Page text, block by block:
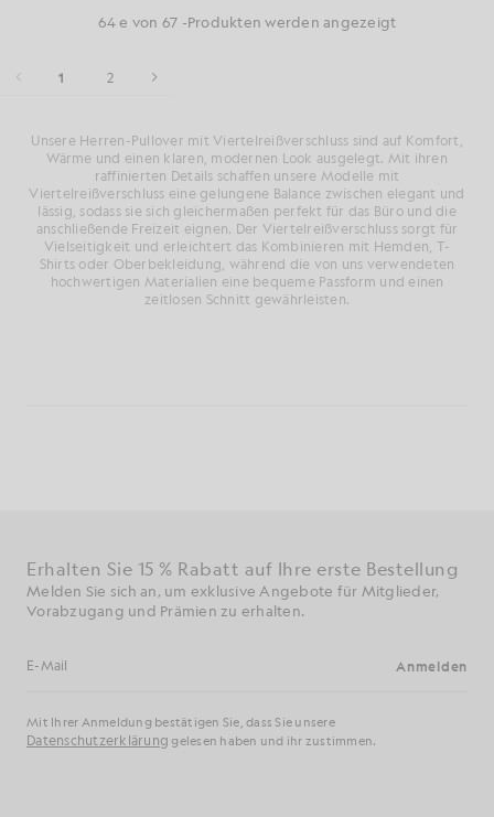
64 e von 67 -Produkten werden angezeigt
1 2
Unsere Herren-Pullover mit Viertelreißverschluss sind auf Komfort,
Wärme und einen klaren, modernen Look ausgelegt. Mit ihren
raffinierten Details schaffen unsere Modelle mit
Viertelreißverschluss eine gelungene Balance zwischen elegant und
lässig, sodass sie sich gleichermaßen perfekt für das Büro und die
anschließende Freizeit eignen. Der Viertelreißverschluss sorgt für
Vielseitigkeit und erleichtert das Kombinieren mit Hemden, T-
Shirts oder Oberbekleidung, während die von uns verwendeten
hochwertigen Materialien eine bequeme Passform und einen
zeitlosen Schnitt gewährleisten.
Erhalten Sie 15 % Rabatt auf Ihre erste Bestellung
Melden Sie sich an, um exklusive Angebote für Mitglieder,
Vorabzugang und Prämien zu erhalten.
E-Mail-Adresse Anmelden
Mit Ihrer Anmeldung bestätigen Sie, dass Sie unsere
Datenschutzerklärung gelesen haben und ihr zustimmen.